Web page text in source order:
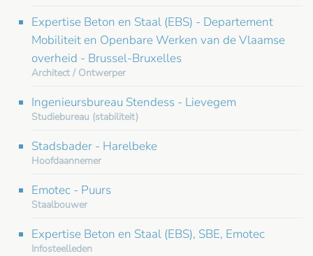
Expertise Beton en Staal (EBS) - Departement
Mobiliteit en Openbare Werken van de Vlaamse
overheid - Brussel-Bruxelles
Architect / Ontwerper
Ingenieursbureau Stendess - Lievegem
Studiebureau (stabiliteit)
Stadsbader - Harelbeke
Hoofdaannemer
Emotec - Puurs
Staalbouwer
Expertise Beton en Staal (EBS), SBE, Emotec
Infosteelleden